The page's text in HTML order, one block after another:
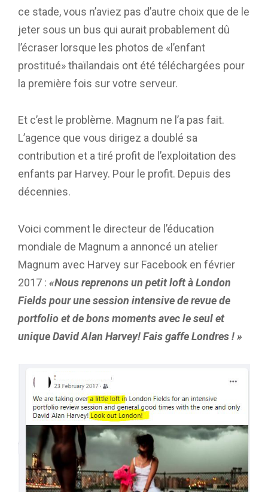
ce stade, vous n’aviez pas d’autre choix que de le
jeter sous un bus qui aurait probablement dû
l’écraser lorsque les photos de «l’enfant
prostitué» thaïlandais ont été téléchargées pour
la première fois sur votre serveur.
Et c’est le problème. Magnum ne l’a pas fait.
L’agence que vous dirigez a doublé sa
contribution et a tiré profit de l’exploitation des
enfants par Harvey. Pour le profit. Depuis des
décennies.
Voici comment le directeur de l’éducation
mondiale de Magnum a annoncé un atelier
Magnum avec Harvey sur Facebook en février
2017 : «Nous reprenons un petit loft à London
Fields pour une session intensive de revue de
portfolio et de bons moments avec le seul et
unique David Alan Harvey! Fais gaffe Londres ! »